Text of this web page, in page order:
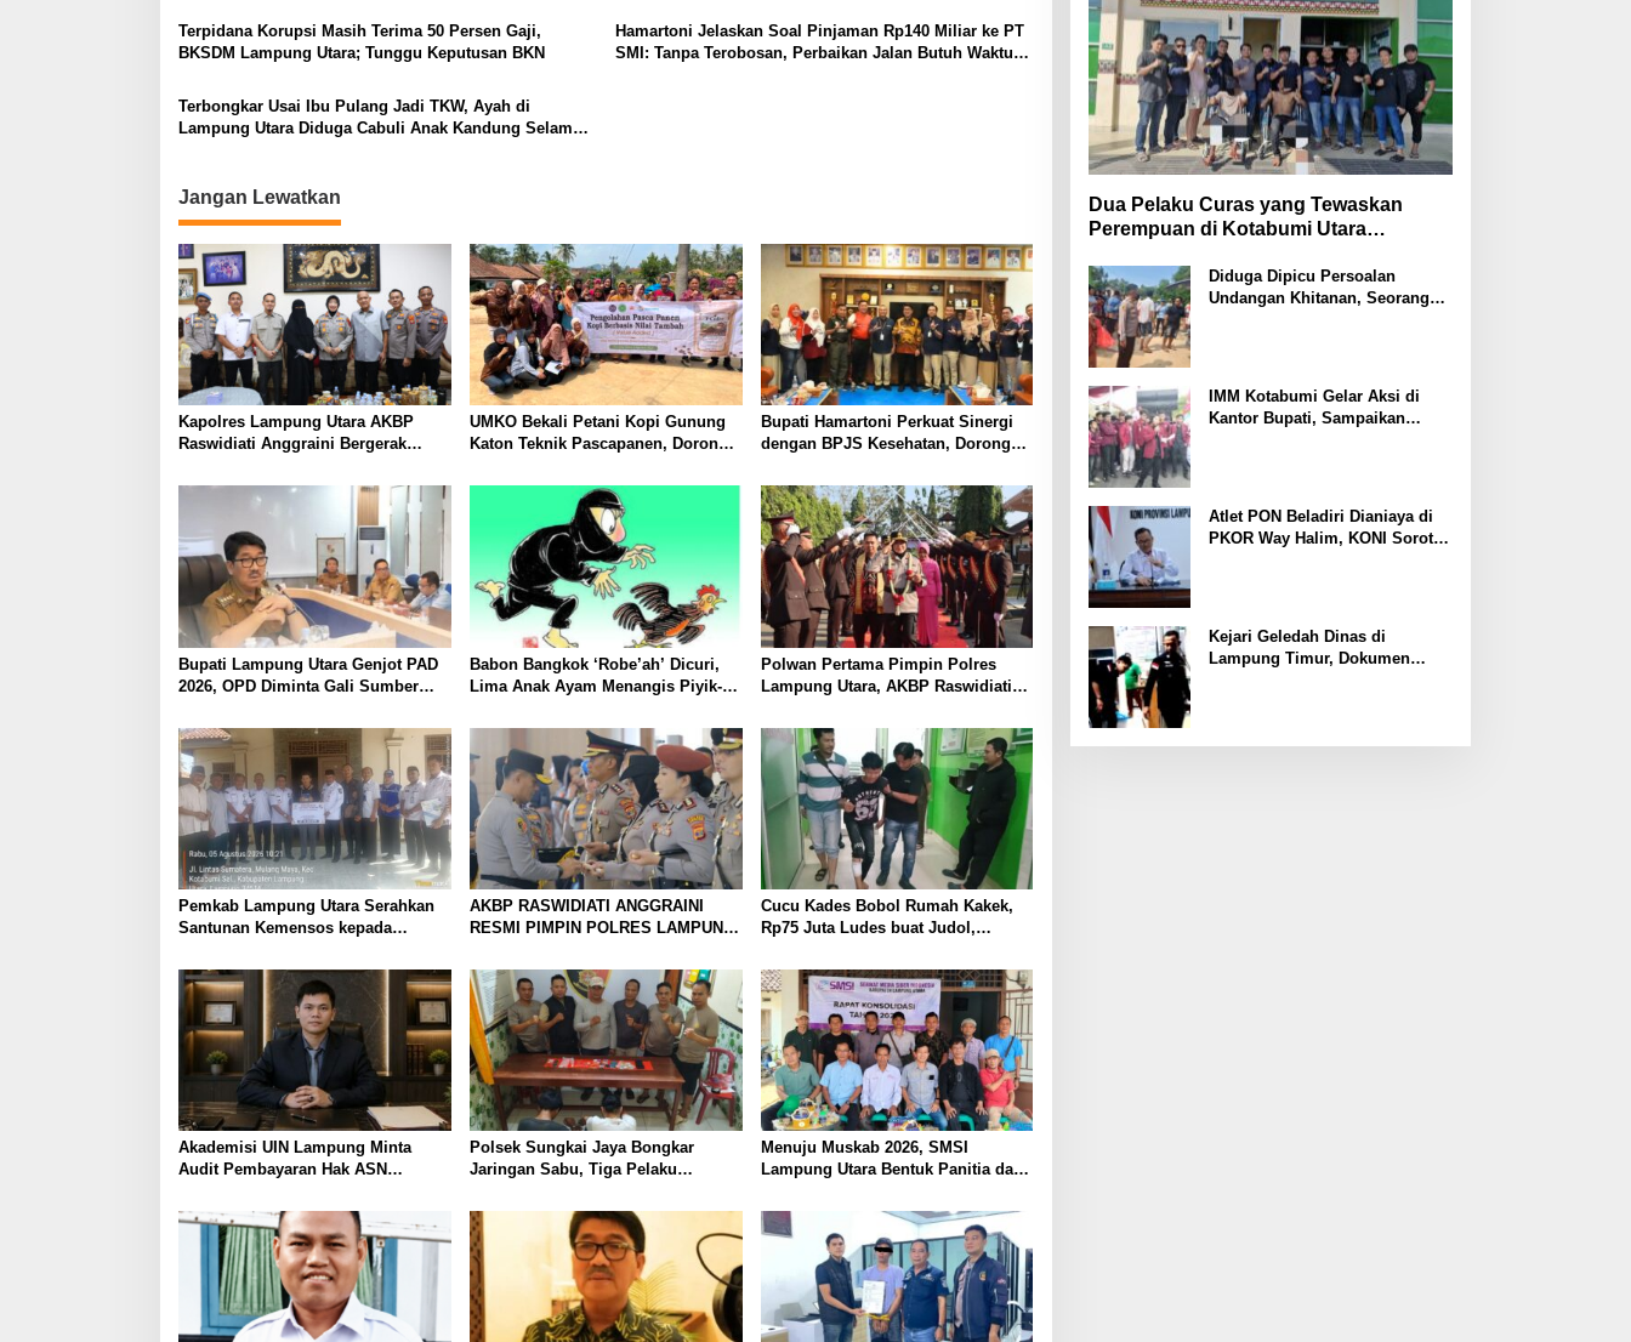
Terpidana Korupsi Masih Terima 50 Persen Gaji,
BKSDM Lampung Utara; Tunggu Keputusan BKN
Hamartoni Jelaskan Soal Pinjaman Rp140 Miliar ke PT
SMI: Tanpa Terobosan, Perbaikan Jalan Butuh Waktu
Terbongkar Usai Ibu Pulang Jadi TKW, Ayah di
Lampung Utara Diduga Cabuli Anak Kandung Selama
Jangan Lewatkan
Kapolres Lampung Utara AKBP
Raswidiati Anggraini Bergerak
dan Adat Perkuat Kamtibmas
UMKO Bekali Petani Kopi Gunung
Katon Teknik Pascapanen, Dorong
Bupati Hamartoni Perkuat Sinergi
dengan BPJS Kesehatan, Dorong
dan Mudah
Bupati Lampung Utara Genjot PAD
2026, OPD Diminta Gali Sumber
Optimalkan PBB-P2
Babon Bangkok ‘Robe’ah’ Dicuri,
Lima Anak Ayam Menangis Piyik-
Heboh
Polwan Pertama Pimpin Polres
Lampung Utara, AKBP Raswidiati
Pemkab Lampung Utara Serahkan
Santunan Kemensos kepada
AKBP RASWIDIATI ANGGRAINI
RESMI PIMPIN POLRES LAMPUNG
PERKUAT KAMTIBMAS DAN
PELAYANAN PRESISI
Cucu Kades Bobol Rumah Kakek,
Rp75 Juta Ludes buat Judol,
Akademisi UIN Lampung Minta
Audit Pembayaran Hak ASN
Hukum Tak Boleh Berlarut
Polsek Sungkai Jaya Bongkar
Jaringan Sabu, Tiga Pelaku
Menuju Muskab 2026, SMSI
Lampung Utara Bentuk Panitia dan
Dua Pelaku Curas yang Tewaskan
Perempuan di Kotabumi Utara
Ekonomi
Diduga Dipicu Persoalan
Undangan Khitanan, Seorang
IMM Kotabumi Gelar Aksi di
Kantor Bupati, Sampaikan
Atlet PON Beladiri Dianiaya di
PKOR Way Halim, KONI Soroti
Kejari Geledah Dinas di
Lampung Timur, Dokumen